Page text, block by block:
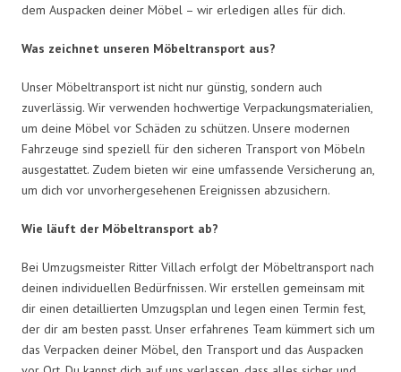
dem Auspacken deiner Möbel – wir erledigen alles für dich.
Was zeichnet unseren Möbeltransport aus?
Unser Möbeltransport ist nicht nur günstig, sondern auch
zuverlässig. Wir verwenden hochwertige Verpackungsmaterialien,
um deine Möbel vor Schäden zu schützen. Unsere modernen
Fahrzeuge sind speziell für den sicheren Transport von Möbeln
ausgestattet. Zudem bieten wir eine umfassende Versicherung an,
um dich vor unvorhergesehenen Ereignissen abzusichern.
Wie läuft der Möbeltransport ab?
Bei Umzugsmeister Ritter Villach erfolgt der Möbeltransport nach
deinen individuellen Bedürfnissen. Wir erstellen gemeinsam mit
dir einen detaillierten Umzugsplan und legen einen Termin fest,
der dir am besten passt. Unser erfahrenes Team kümmert sich um
das Verpacken deiner Möbel, den Transport und das Auspacken